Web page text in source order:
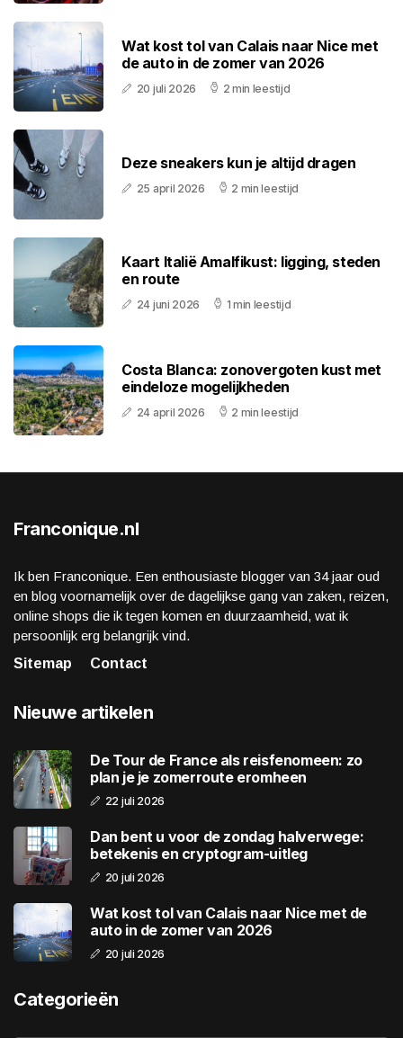
Wat kost tol van Calais naar Nice met
de auto in de zomer van 2026
20 juli 2026 2 min leestijd
Deze sneakers kun je altijd dragen
25 april 2026 2 min leestijd
Kaart Italië Amalfikust: ligging, steden
en route
24 juni 2026 1 min leestijd
Costa Blanca: zonovergoten kust met
eindeloze mogelijkheden
24 april 2026 2 min leestijd
Franconique.nl
Ik ben Franconique. Een enthousiaste blogger van 34 jaar oud
en blog voornamelijk over de dagelijkse gang van zaken, reizen,
online shops die ik tegen komen en duurzaamheid, wat ik
persoonlijk erg belangrijk vind.
Sitemap
Contact
Nieuwe artikelen
De Tour de France als reisfenomeen: zo
plan je je zomerroute eromheen
22 juli 2026
Dan bent u voor de zondag halverwege:
betekenis en cryptogram-uitleg
20 juli 2026
Wat kost tol van Calais naar Nice met de
auto in de zomer van 2026
20 juli 2026
Categorieën